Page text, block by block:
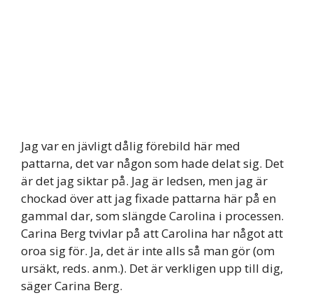
Jag var en jävligt dålig förebild här med
pattarna, det var någon som hade delat sig. Det
är det jag siktar på. Jag är ledsen, men jag är
chockad över att jag fixade pattarna här på en
gammal dar, som slängde Carolina i processen.
Carina Berg tvivlar på att Carolina har något att
oroa sig för. Ja, det är inte alls så man gör (om
ursäkt, reds. anm.). Det är verkligen upp till dig,
säger Carina Berg.